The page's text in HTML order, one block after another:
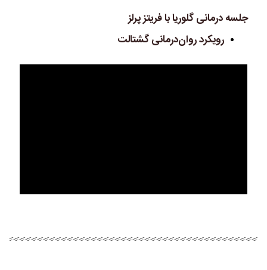
جلسه درمانی گلوریا با فریتز پرلز
رویکرد روان‌درمانی گشتالت